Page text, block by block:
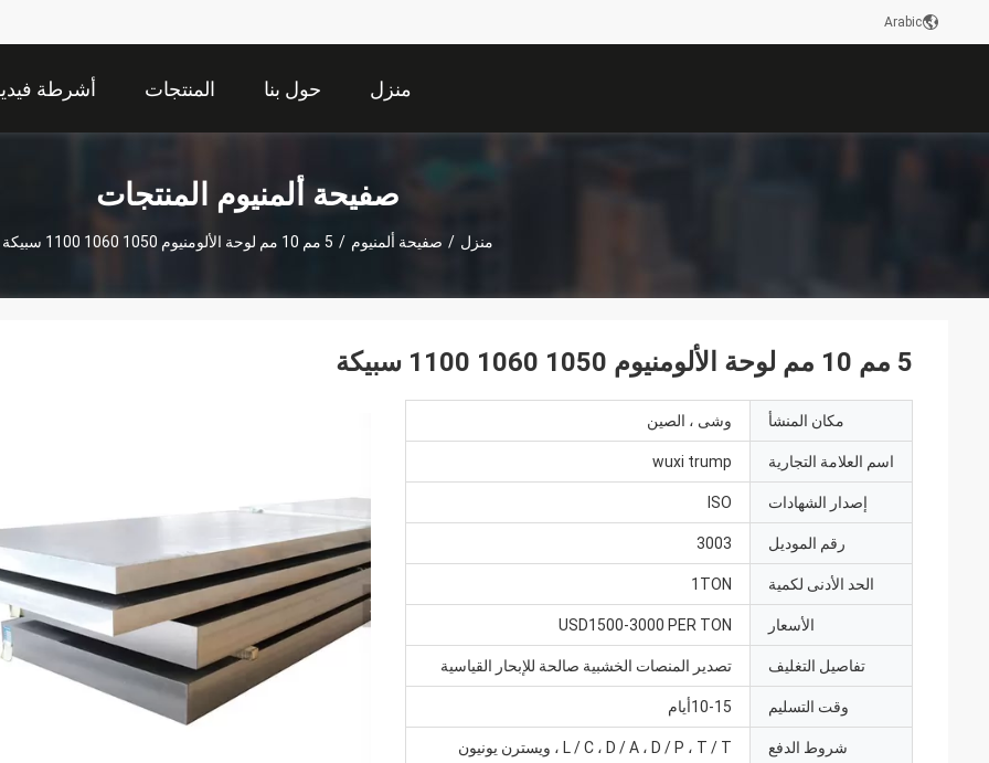
Arabic
منزل حول بنا المنتجات أشرطة
صفيحة ألمنيوم المنتجات
منزل / صفيحة ألمنيوم / 5 مم 10 مم لوحة الألومنيوم 1050 1060 1100 سبيكة
5 مم 10 مم لوحة الألومنيوم 1050 1060 1100 سبيكة
مكان المنشأ وشى ، الصين
اسم العلامة التجارية wuxi trump
إصدار الشهادات ISO
رقم الموديل 3003
الحد الأدنى لكمية 1TON
الأسعار USD1500-3000 PER TON
تفاصيل التغليف تصدير المنصات الخشبية صالحة للإبحار القياسية
وقت التسليم 10-15أيام
شروط الدفع L / C ، D / A ، D / P ، T / T ، ويسترن يونيون